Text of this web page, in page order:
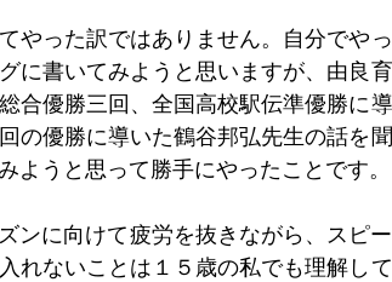
やった訳ではありません。自分でや
に書いてみようと思いますが、由良
合優勝三回、全国高校駅伝準優勝に
の優勝に導いた鶴谷邦弘先生の話を
ようと思って勝手にやったことです。
れないことは１５歳の私でも理解して